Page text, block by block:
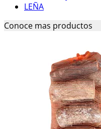
LEÑA
Conoce mas productos